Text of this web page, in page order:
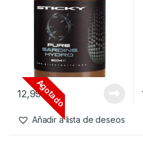
Agotado
€
Añadir a lista de deseos
Cebos,Liquidos
Sticky Baits Pure Sardine
Hydro 500ml